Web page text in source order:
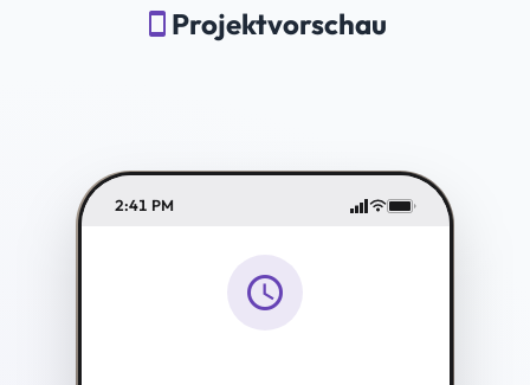
smartphone Projektvorschau
2:41 PM
schedule